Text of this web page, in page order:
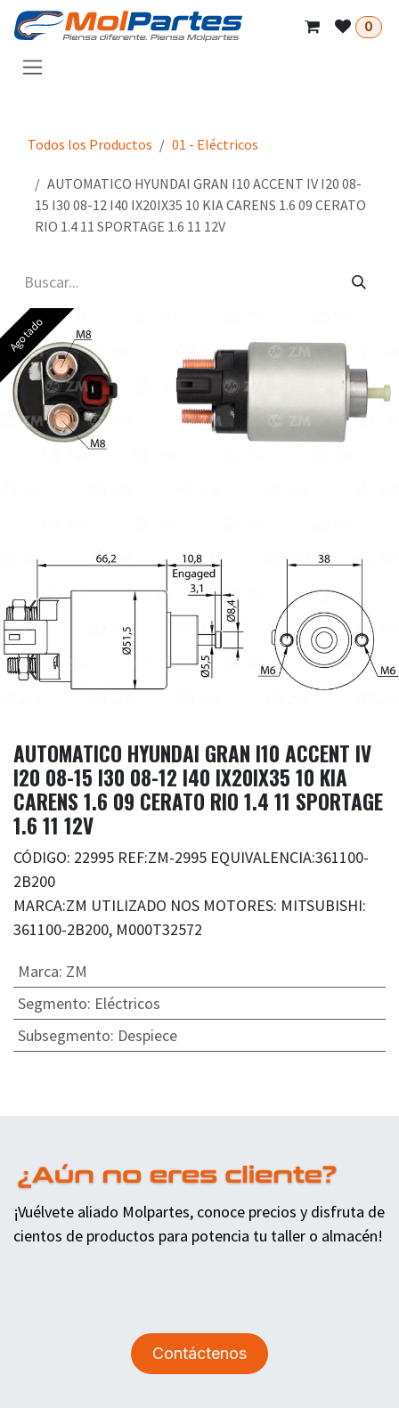
Ir al contenido
0
Todos los Productos 01 - Eléctricos
AUTOMATICO HYUNDAI GRAN I10 ACCENT IV I20 08-
15 I30 08-12 I40 IX20IX35 10 KIA CARENS 1.6 09 CERATO
RIO 1.4 11 SPORTAGE 1.6 11 12V
Agotado
AUTOMATICO HYUNDAI GRAN I10 ACCENT IV
I20 08-15 I30 08-12 I40 IX20IX35 10 KIA
CARENS 1.6 09 CERATO RIO 1.4 11 SPORTAGE
1.6 11 12V
CÓDIGO: 22995 REF:ZM-2995 EQUIVALENCIA:361100-
2B200
MARCA:ZM UTILIZADO NOS MOTORES: MITSUBISHI:
361100-2B200, M000T32572
Marca: ZM
Segmento: Eléctricos
Subsegmento: Despiece
¡Vuélvete aliado Molpartes, conoce precios y disfruta de
cientos de productos para potencia tu taller o almacén!
Contáctenos